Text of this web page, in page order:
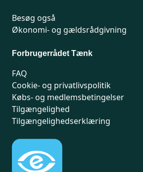
Besøg også
Økonomi- og gældsrådgivning
Forbrugerrådet Tænk
FAQ
Cookie- og privatlivspolitik
Købs- og medlemsbetingelser
Tilgængelighed
Tilgængelighedserklæring